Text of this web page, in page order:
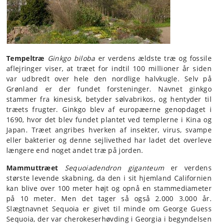
Tempeltræ Ginkgo biloba er verdens ældste træ og fossile
aflejringer viser, at træet for indtil 100 millioner år siden
var udbredt over hele den nordlige halvkugle. Selv på
Grønland er der fundet forsteninger. Navnet ginkgo
stammer fra kinesisk, betyder sølvabrikos, og hentyder til
træets frugter. Ginkgo blev af europæerne genopdaget i
1690, hvor det blev fundet plantet ved templerne i Kina og
Japan. Træet angribes hverken af insekter, virus, svampe
eller bakterier og denne sejlivethed har ladet det overleve
længere end noget andet træ på jorden.
Mammuttræet
Sequoiadendron giganteumer verdens
største levende skabning, da den i sit hjemland Californien
kan blive over 100 meter højt og opnå en stammediameter
på 10 meter. Men det tager så også 2.000 3.000 år.
Slægtnavnet Sequoia er givet til minde om George Guess
Sequoia, der var cherokeserhøvding i Georgia i begyndelsen